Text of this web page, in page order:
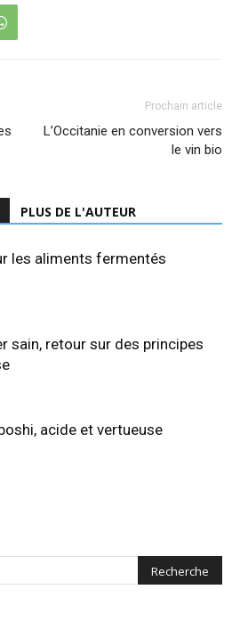
Prochain article
L’Occitanie en conversion vers
le vin bio
PLUS DE L'AUTEUR
les aliments fermentés
sain, retour sur des principes
acide et vertueuse